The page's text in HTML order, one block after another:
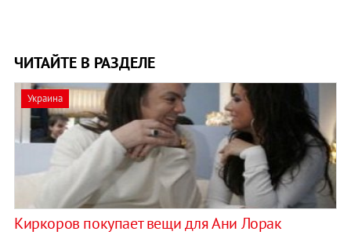
ЧИТАЙТЕ В РАЗДЕЛЕ
Украина
Киркоров покупает вещи для Ани Лорак